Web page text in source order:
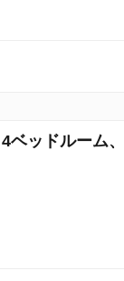
ッドルーム